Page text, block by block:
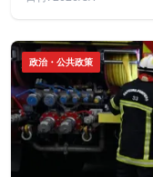
政治・公共政策